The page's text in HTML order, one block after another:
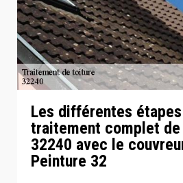
Les différentes étapes
traitement complet
32240 avec le
Peinture 32